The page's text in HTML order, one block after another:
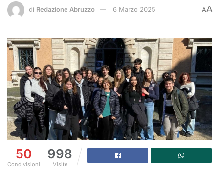
di Redazione Abruzzo 6 Marzo 2025 AA
50
Condivisioni
998
Visite